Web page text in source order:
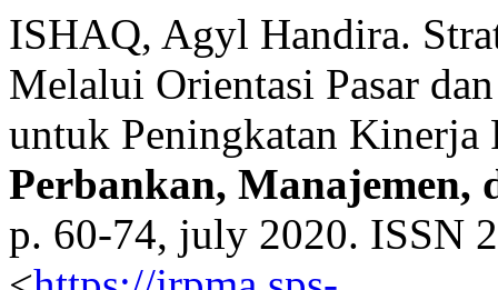
ISHAQ, Agyl Handira.
Melalui Orientasi Pasar
untuk Peningkatan Kinerja
Perbankan, Manajemen,
p. 60-74, july 2020. ISSN